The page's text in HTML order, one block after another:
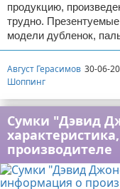
продукцию,
трудно.
модели дубленок,
Август Герасимов 30-06-
Шоппинг
Сумки "Дэвид
производителе